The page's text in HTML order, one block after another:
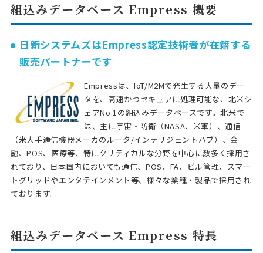
組込みデータベース Empress 概要
日新システムズはEmpress認定技術者が在籍する
販売パートナーです
Empressは、IoT/M2Mで発生する大量のデー
タを、高速かつセキュアに処理可能な、北米シ
ェアNo.1の組込みデータベースです。北米で
は、主に宇宙・防衛（NASA、米軍）、通信
（米大手通信機器メーカのルータ/インテリジェントハブ）、金
融、POS、医療等、特にクリティカルな分野を中心に数多く採用さ
れており、日本国内においても通信、POS、FA、ビル管理、スマー
トグリッドやエンタテインメント等、様々な業種・製品で採用され
ております。
組込みデータベース Empress 特長